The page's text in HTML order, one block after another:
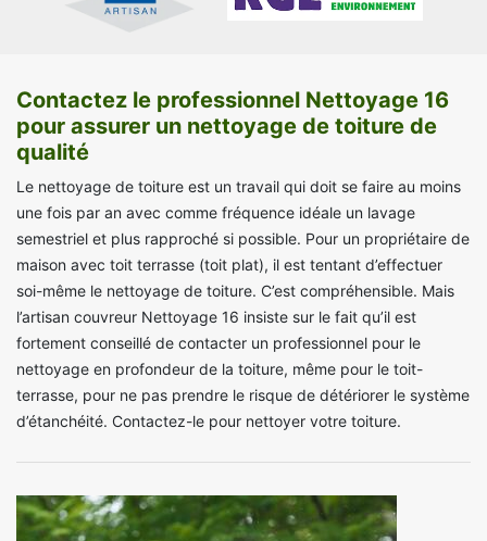
Contactez le professionnel Nettoyage 16
pour assurer un nettoyage de toiture de
qualité
Le nettoyage de toiture est un travail qui doit se faire au moins
une fois par an avec comme fréquence idéale un lavage
semestriel et plus rapproché si possible. Pour un propriétaire de
maison avec toit terrasse (toit plat), il est tentant d’effectuer
soi-même le nettoyage de toiture. C’est compréhensible. Mais
l’artisan couvreur Nettoyage 16 insiste sur le fait qu’il est
fortement conseillé de contacter un professionnel pour le
nettoyage en profondeur de la toiture, même pour le toit-
terrasse, pour ne pas prendre le risque de détériorer le système
d’étanchéité. Contactez-le pour nettoyer votre toiture.